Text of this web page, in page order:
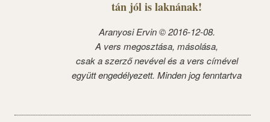
tán jól is laknának!
Aranyosi Ervin © 2016-12-08.
A vers megosztása, másolása,
csak a szerző nevével és a vers címével
együtt engedélyezett. Minden jog fenntartva